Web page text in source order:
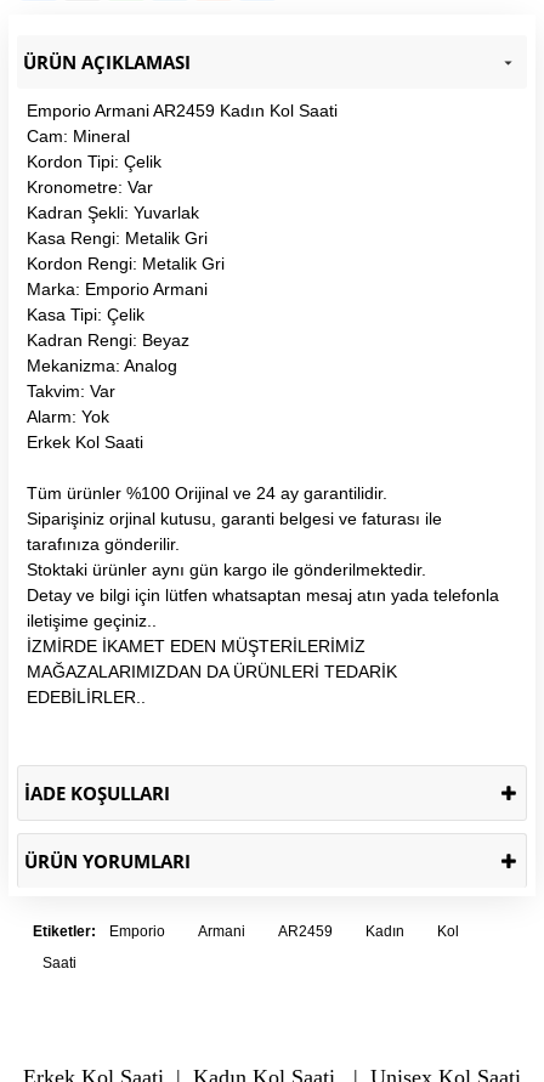
ÜRÜN AÇIKLAMASI
Emporio Armani AR2459 Kadın Kol Saati
Cam: Mineral
Kordon Tipi: Çelik
Kronometre: Var
Kadran Şekli: Yuvarlak
Kasa Rengi: Metalik Gri
Kordon Rengi: Metalik Gri
Marka: Emporio Armani
Kasa Tipi: Çelik
Kadran Rengi: Beyaz
Mekanizma: Analog
Takvim: Var
Alarm: Yok
Erkek Kol Saati
Tüm ürünler %100 Orijinal ve 24 ay garantilidir.
Siparişiniz orjinal kutusu, garanti belgesi ve faturası ile
tarafınıza gönderilir.
Stoktaki ürünler aynı gün kargo ile gönderilmektedir.
Detay ve bilgi için lütfen whatsaptan mesaj atın yada telefonla
iletişime geçiniz..
İZMİRDE İKAMET EDEN MÜŞTERİLERİMİZ
MAĞAZALARIMIZDAN DA ÜRÜNLERİ TEDARİK
EDEBİLİRLER..
İADE KOŞULLARI
ÜRÜN YORUMLARI
Etiketler: Emporio Armani AR2459 Kadın
Kol
Saati